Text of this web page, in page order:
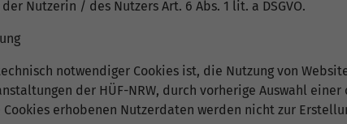
Nutzerin / des Nutzers Art. 6 Abs. 1 lit. a DSGVO.
notwendiger Cookies ist, die Nutzung von
der HÜF-NRW, durch vorherige Auswahl
erhobenen Nutzerdaten werden nicht zur